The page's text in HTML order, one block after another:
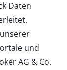
Daten
und
AG & Co.